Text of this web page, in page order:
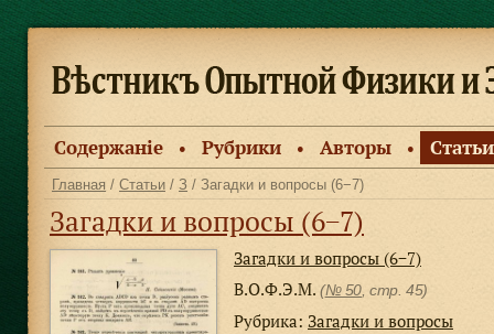
Содержанiе ● Рубрики ● Авторы ● Статьи
Главная / Статьи / З / Загадки и вопросы (6−7)
Загадки и вопросы (6−7)
Загадки и вопросы (6−7)
В.О.Ф.Э.М. (№ 50 , стр. 45)
Рубрика: Загадки и вопросы